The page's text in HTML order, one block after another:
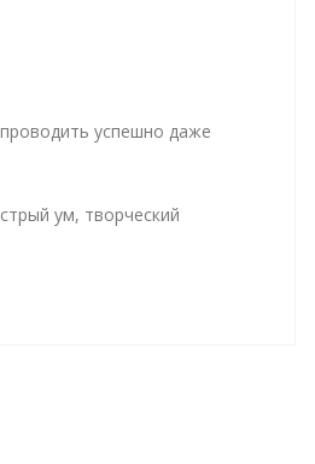
успешно даже
ум, творческий